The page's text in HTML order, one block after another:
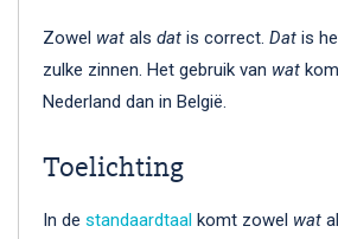
Zowel wat als dat is correct. Dat is
zulke zinnen. Het gebruik van wat
Nederland dan in België.
Toelichting
In de standaardtaal komt zowel wat